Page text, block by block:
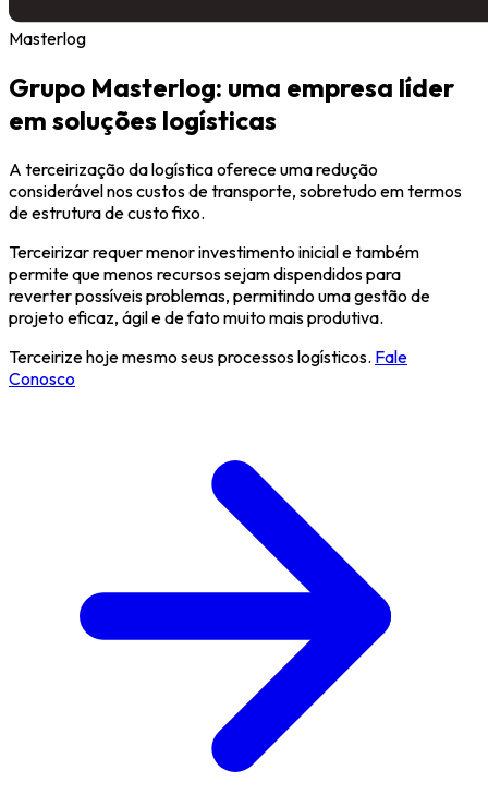
Masterlog
Grupo Masterlog: uma empresa líder
em soluções logísticas
A terceirização da logística oferece uma redução
considerável nos custos de transporte, sobretudo em termos
de estrutura de custo fixo.
Terceirizar requer menor investimento inicial e também
permite que menos recursos sejam dispendidos para
reverter possíveis problemas, permitindo uma gestão de
projeto eficaz, ágil e de fato muito mais produtiva.
Terceirize hoje mesmo seus processos logísticos. Fale
Conosco